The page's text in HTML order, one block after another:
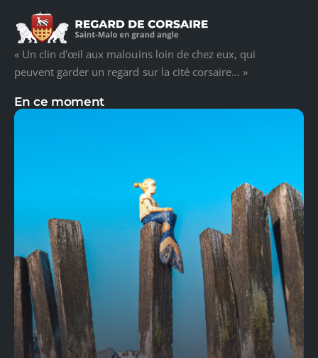
« Un clin d'œil aux malouins loin de chez eux, qui
peuvent garder un regard sur la cité corsaire... »
En ce moment